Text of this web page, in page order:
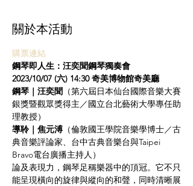
關於本活動
購票連結
鋼琴即人生：汪奕聞鋼琴獨奏會
2023/10/07 (六) 14:30 奇美博物館奇美廳
鋼琴｜汪奕聞 （第六屆日本仙台國際音樂大賽
銀獎暨觀眾獎得主／國立台北藝術大學專任助
理教授）
導聆｜焦元溥（倫敦國王學院音樂學博士／古
典音樂評論家、台中古典音樂台與Taipei
Bravo電台廣播主持人）
論及表現力，鋼琴足稱樂器中的頂冠。它不只
能呈現橫向的旋律與縱向的和聲，同時清晰展